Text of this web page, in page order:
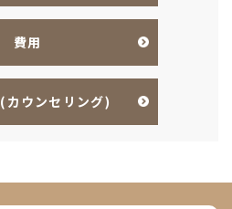
費用
(カウンセリング)